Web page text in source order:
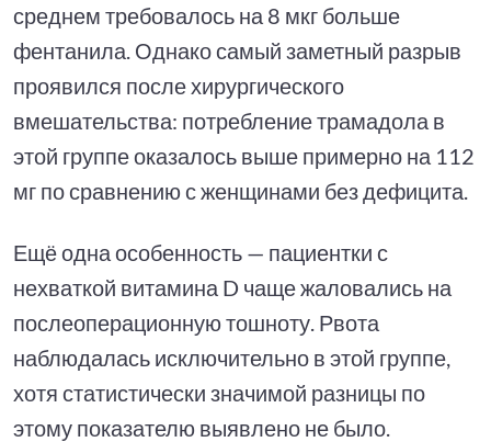
среднем требовалось на 8 мкг больше
фентанила. Однако самый заметный разрыв
проявился после хирургического
вмешательства: потребление трамадола в
этой группе оказалось выше примерно на 112
мг по сравнению с женщинами без дефицита.
Ещё одна особенность — пациентки с
нехваткой витамина D чаще жаловались на
послеоперационную тошноту. Рвота
наблюдалась исключительно в этой группе,
хотя статистически значимой разницы по
этому показателю выявлено не было.